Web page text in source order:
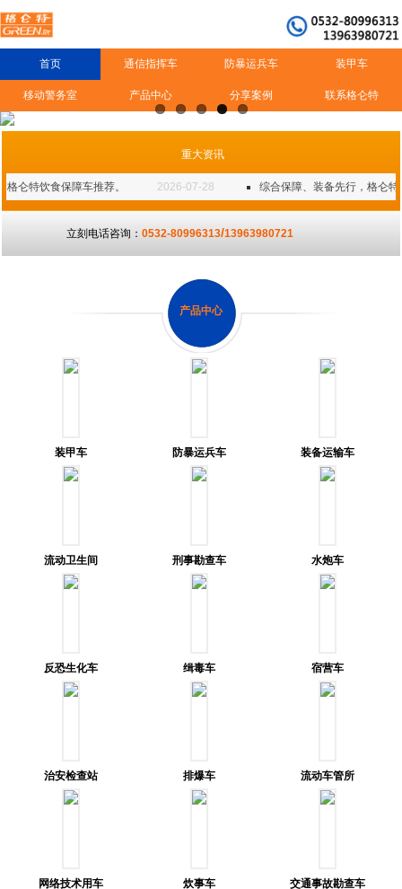
首页 通信指挥车 防暴运兵车 装甲车
移动警务室 产品中心 分享案例 联系格仑特
重大资讯
仑特饮食保障车推荐。 2026-07-28 综合保障、装备先行，格仑特警
立刻电话咨询：0532-80996313/13963980721
产品中心
装甲车 防暴运兵车 装备运输车
流动卫生间 刑事勘查车 水炮车
反恐生化车 缉毒车 宿营车
治安检查站 排爆车 流动车管所
网络技术用车 炊事车 交通事故勘查车